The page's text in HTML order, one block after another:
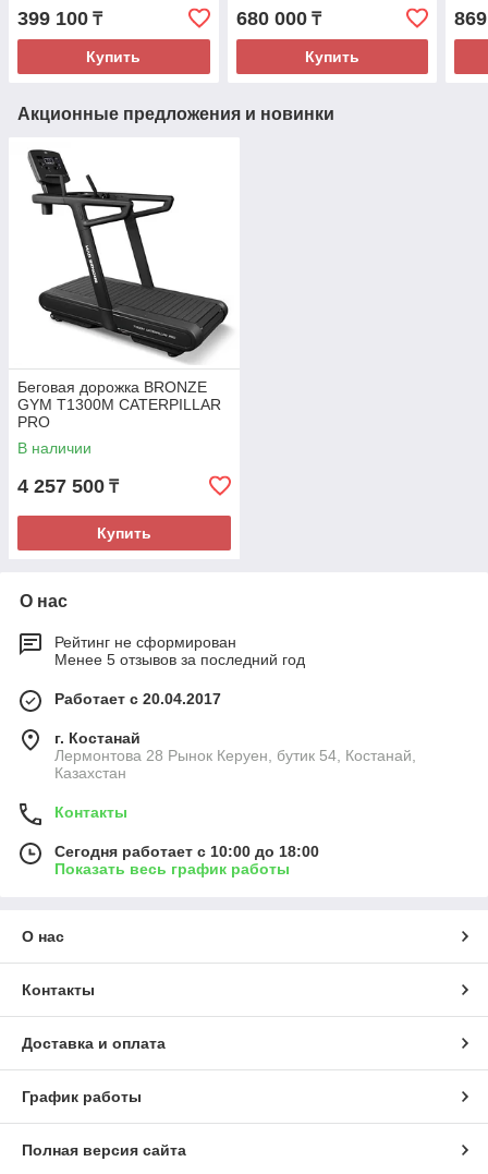
399 100 ₸
Купить
680 000₸
Купить
Акционные предложения и новинки
Беговая дорожка BRONZE
GYM T1300M CATERPILLAR
PRO
В наличии
4 257 500 ₸
Купить
О нас
Рейтинг не сформирован
Менее 5 отзывов за последний год
Работает с 20.04.2017
г. Костанай
Лермонтова 28 Рынок Керуен, бутик 54, Костанай,
Казахстан
Контакты
Сегодня работает с 10:00 до 18:00
Показать весь график работы
О нас
Контакты
Доставка и оплата
График работы
Полная версия сайта